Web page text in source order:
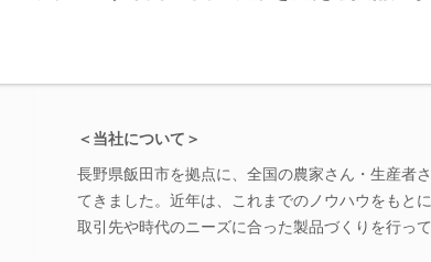
＜当社について＞
長野県飯田市を拠点に、全国の農家さん・生産者
てきました。近年は、これまでのノウハウをもと
取引先や時代のニーズに合った製品づくりを行って